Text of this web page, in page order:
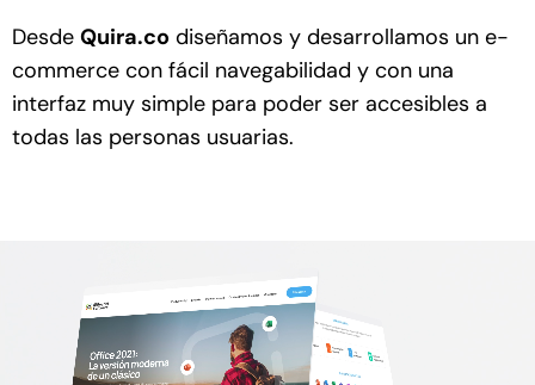
Desde Quira.co diseñamos y desarrollamos un e-
commerce con fácil navegabilidad y con una
interfaz muy simple para poder ser accesibles a
todas las personas usuarias.